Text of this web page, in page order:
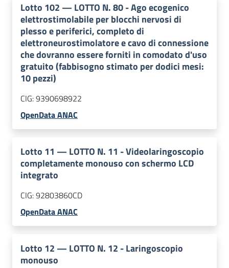
Lotto 102 — LOTTO N. 80 - Ago ecogenico
elettrostimolabile per blocchi nervosi di
plesso e periferici, completo di
elettroneurostimolatore e cavo di connessione
che dovranno essere forniti in comodato d'uso
gratuito (fabbisogno stimato per dodici mesi:
10 pezzi)
CIG:9390698922
OpenData ANAC
Lotto 11 — LOTTO N. 11 - Videolaringoscopio
completamente monouso con schermo LCD
integrato
CIG:92803860CD
OpenData ANAC
Lotto 12 — LOTTO N. 12 - Laringoscopio
monouso